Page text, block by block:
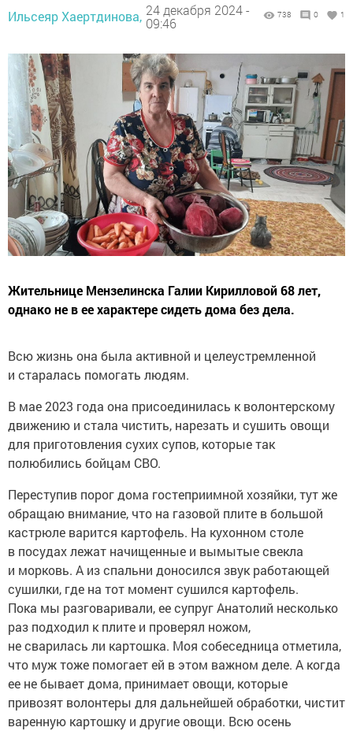
Ильсеяр Хаертдинова, 24 декабря 2024 -
09:46
738 0 1
Жительнице Мензелинска Галии Кирилловой 68 лет,
однако не в ее характере сидеть дома без дела.
Всю жизнь она была активной и целеустремленной
и старалась помогать людям.
В мае 2023 года она присоединилась к волонтерскому
движению и стала чистить, нарезать и сушить овощи
для приготовления сухих супов, которые так
полюбились бойцам СВО.
Переступив порог дома гостеприимной хозяйки, тут же
обращаю внимание, что на газовой плите в большой
кастрюле варится картофель. На кухонном столе
в посудах лежат начищенные и вымытые свекла
и морковь. А из спальни доносился звук работающей
сушилки, где на тот момент сушился картофель.
Пока мы разговаривали, ее супруг Анатолий несколько
раз подходил к плите и проверял ножом,
не сварилась ли картошка. Моя собеседница отметила,
что муж тоже помогает ей в этом важном деле. А когда
ее не бывает дома, принимает овощи, которые
привозят волонтеры для дальнейшей обработки, чистит
варенную картошку и другие овощи. Всю осень